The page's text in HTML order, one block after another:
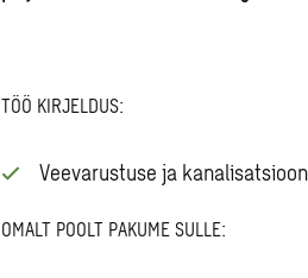
TÖÖ KIRJELDUS:
Veevarustuse ja
OMALT POOLT PAKUME SULLE: